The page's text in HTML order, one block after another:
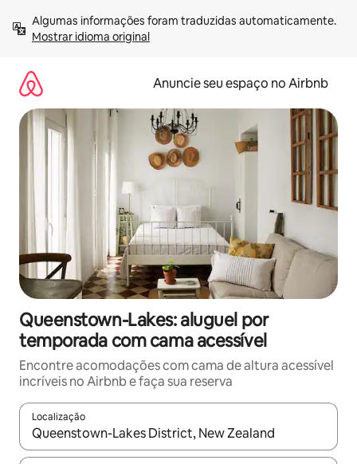
para
Mostrar idioma original
Anuncie seu espaço no Airbnb
Queenstown-Lakes: aluguel por
temporada com cama acessível
Encontre acomodações com cama de altura acessível
incríveis no Airbnb e faça sua reserva
Localização
Quando os resultados estiverem disponíveis, explore-os